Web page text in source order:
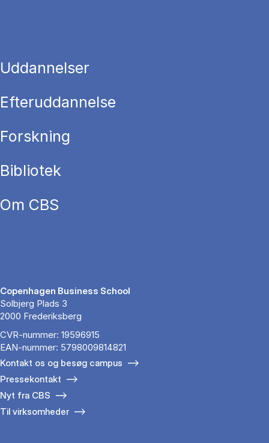
Uddannelser
Efteruddannelse
Forskning
Bibliotek
Om CBS
Copenhagen Business School
Solbjerg Plads 3
2000 Frederiksberg
CVR-nummer: 19596915
EAN-nummer: 5798009814821
Kontakt os og besøg campus
Pressekontakt
Nyt fra CBS
Til virksomheder